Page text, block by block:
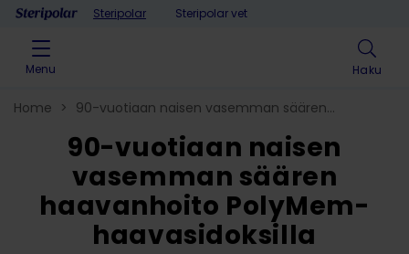
Skip to contentSteripolar Steripolar vet
Menu Haku
Home > 90-vuotiaan naisen vasemman säären
90-vuotiaan naisen
vasemman säären
haavanhoito PolyMem-
haavasidoksilla